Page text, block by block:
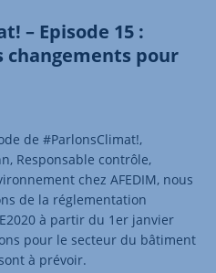
– Episode 15 :
changements pour
de #ParlonsClimat!,
Responsable contrôle,
chez AFEDIM, nous
de la réglementation
à partir du 1er janvier
pour le secteur du bâtiment
à prévoir.